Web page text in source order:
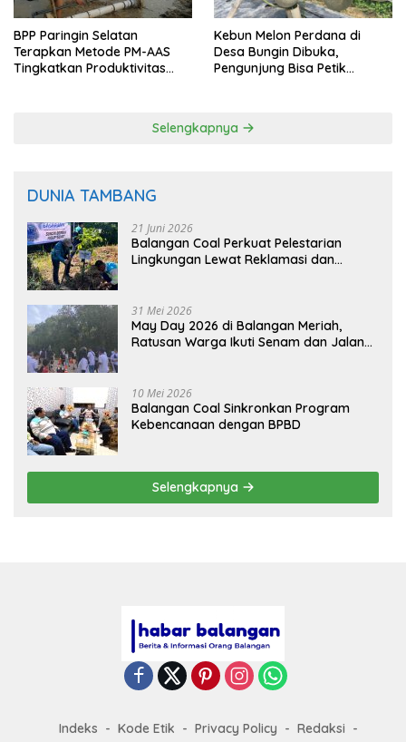
BPP Paringin Selatan
Terapkan Metode PM-AAS
Tingkatkan Produktivitas
Kebun Melon Perdana di
Desa Bungin Dibuka,
Pengunjung Bisa Petik
Selengkapnya
DUNIA TAMBANG
21 Juni 2026
Balangan Coal Perkuat Pelestarian
Lingkungan Lewat Reklamasi dan
31 Mei 2026
May Day 2026 di Balangan Meriah,
Ratusan Warga Ikuti Senam dan Jalan
10 Mei 2026
Balangan Coal Sinkronkan Program
Kebencanaan dengan BPBD
Selengkapnya
Indeks Kode Etik Privacy Policy
Redaksi